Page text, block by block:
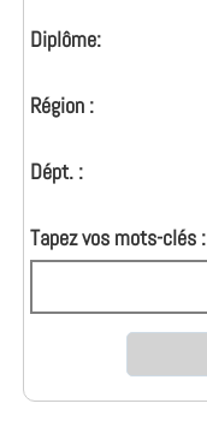
Diplôme:
Région :
Dépt. :
Tapez vos mots-clés :